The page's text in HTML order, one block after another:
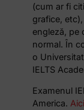
(cum ar fi
grafice,
engleză, pe
normal. În
o
IELTS
Examenul
America. Aici